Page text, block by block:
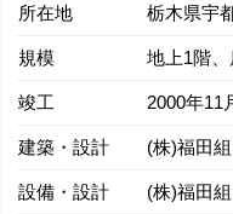
所在地 栃木県宇
規模 地上1階、
竣工 2000年11
建築・設計 (株)福田組
設備・設計 (株)福田組